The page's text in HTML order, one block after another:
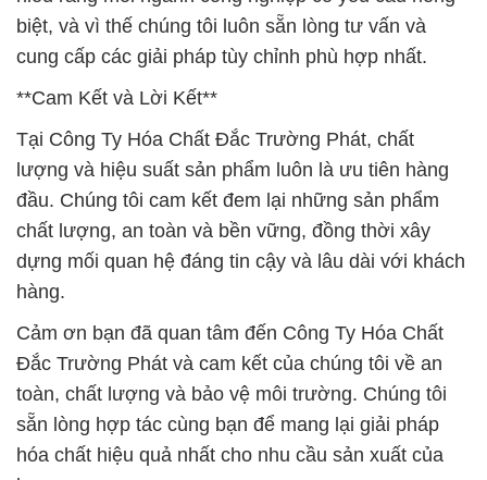
biệt, và vì thế chúng tôi luôn sẵn lòng tư vấn và
cung cấp các giải pháp tùy chỉnh phù hợp nhất.
**Cam Kết và Lời Kết**
Tại Công Ty Hóa Chất Đắc Trường Phát, chất
lượng và hiệu suất sản phẩm luôn là ưu tiên hàng
đầu. Chúng tôi cam kết đem lại những sản phẩm
chất lượng, an toàn và bền vững, đồng thời xây
dựng mối quan hệ đáng tin cậy và lâu dài với khách
hàng.
Cảm ơn bạn đã quan tâm đến Công Ty Hóa Chất
Đắc Trường Phát và cam kết của chúng tôi về an
toàn, chất lượng và bảo vệ môi trường. Chúng tôi
sẵn lòng hợp tác cùng bạn để mang lại giải pháp
hóa chất hiệu quả nhất cho nhu cầu sản xuất của